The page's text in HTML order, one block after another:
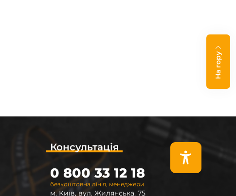
На гору
Консультація
безкоштовна лінія, менеджери
0 800 33 12 18
м. Київ, вул. Жилянська, 75